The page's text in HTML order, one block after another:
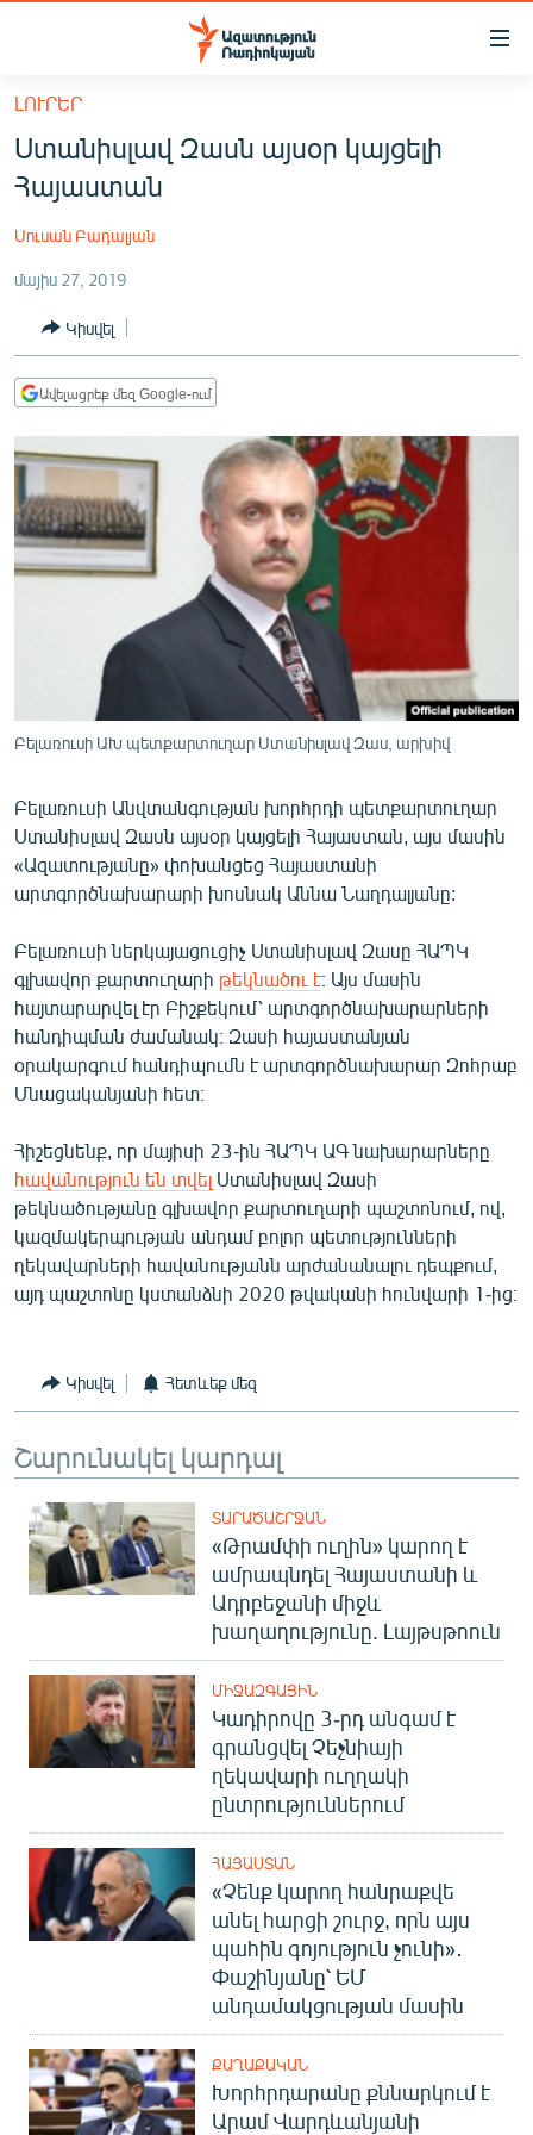
Մատչելիության
հիմնական
բովանդակությանը
Անցնել
հիմնական
մենյուին
ՀԱՅԱՍՏԱՆ
ՔԱՂԱՔԱԿԱՆ
ԸՆՏՐՈՒԹՅՈՒՆՆԵՐ 2026
ԻՐԱՎՈՒՆՔ
ՀԱՍԱՐԱԿՈՒԹՅՈՒՆ
ՏՆՏԵՍՈՒԹՅՈՒՆ
ՊԱՏԵՐԱԶՄԻ 6 ՇԱԲԱԹՆԵՐԸ
ՏԱՐԱԾԱՇՐՋԱՆ
ՄԻՋԱԶԳԱՅԻՆ
ՄԵԿՆԱԲԱՆՈՒԹՅՈՒՆ
ՏՏ ԵՒ ԻՆՏԵՐՆԵՏ
ԱՐԽԻՎ
ՏԵՍԱՆՅՈՒԹԵՐ
ԲԱՆԱՎԵՃ
ՁԳՏԵԼՈՎ ԼԱՎԱԳՈՒՅՆԻՆ
ՓՈԴՔԱՍԹ
Հայերեն
English
ՀԵՏԵՎԵՔ ՄԵԶ
ԼՈՒՐԵՐ
Ստանիսլավ Զասն այսօր կայցելի
Հայաստան
Սուսան Բադալյան
մայիս 27, 2019
Կիսվել
Ավելացրեք մեզ Google-ում
Բելառուսի ԱԽ պետքարտուղար Ստանիսլավ Զաս, արխիվ
Բելառուսի Անվտանգության խորհրդի պետքարտուղար
Ստանիսլավ Զասն այսօր կայցելի Հայաստան, այս մասին
«Ազատությանը» փոխանցեց Հայաստանի
արտգործնախարարի խոսնակ Աննա Նաղդալյանը:
Բելառուսի ներկայացուցիչ Ստանիսլավ Զասը ՀԱՊԿ
գլխավոր քարտուղարի թեկնածու է։ Այս մասին
հայտարարվել էր Բիշքեկում՝ արտգործնախարարների
հանդիպման ժամանակ։ Զասի հայաստանյան
օրակարգում հանդիպումն է արտգործնախարար Զոհրաբ
Մնացականյանի հետ։
Հիշեցնենք, որ մայիսի 23-ին ՀԱՊԿ ԱԳ նախարարները
հավանություն են տվել Ստանիսլավ Զասի
թեկնածությանը գլխավոր քարտուղարի պաշտոնում, ով,
կազմակերպության անդամ բոլոր պետությունների
ղեկավարների հավանությանն արժանանալու դեպքում,
այդ պաշտոնը կստանձնի 2020 թվականի հունվարի 1-ից։
Կիսվել Հետևեք մեզ
Շարունակել կարդալ
ՏԱՐԱԾԱՇՐՋԱՆ
«Թրամփի ուղին» կարող է
ամրապնդել Հայաստանի և
Ադրբեջանի միջև
խաղաղությունը. Լայթսթոուն
ՄԻՋԱԶԳԱՅԻՆ
Կադիրովը 3-րդ անգամ է
գրանցվել Չեչնիայի
ղեկավարի ուղղակի
ընտրություններում
ՀԱՅԱՍՏԱՆ
«Չենք կարող հանրաքվե
անել հարցի շուրջ, որն այս
պահին գոյություն չունի»․
Փաշինյանը՝ ԵՄ
անդամակցության մասին
ՔԱՂԱՔԱԿԱՆ
Խորհրդարանը քննարկում է
Արամ Վարդևանյանի